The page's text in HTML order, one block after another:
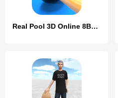
Real Pool 3D Online 8Ball Game